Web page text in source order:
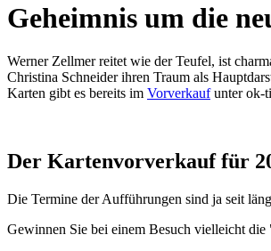
Geheimnis um die
Werner Zellmer reitet wie der Teufel, ist
Christina Schneider ihren Traum als
Karten gibt es bereits im Vorverkaufunter ok-
Der Kartenvorverkauf für
Die Termine der Aufführungen sind ja seit
Gewinnen Sie bei einem Besuch vielleicht